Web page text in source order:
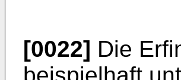
[0022] Die